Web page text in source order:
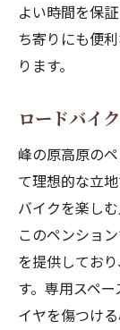
よい時間を保
ち寄りにも便
ります。
ロードバイ
峰の原高原の
て理想的な立
バイクを楽し
このペンショ
を提供してお
す。専用スペ
イヤを傷つけ